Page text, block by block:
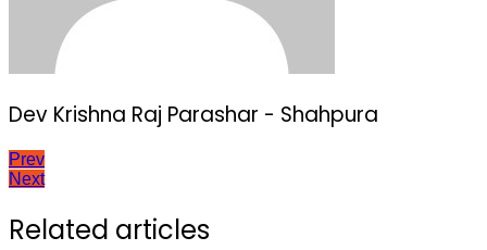
Dev Krishna Raj Parashar - Shahpura
Post
Prev
Next
Related articles